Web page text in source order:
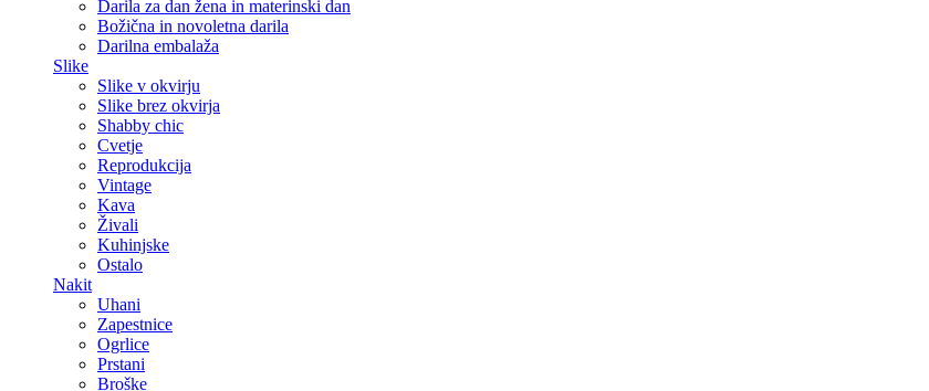
Darila za dan žena in materinski dan
Božična in novoletna darila
Darilna embalaža
Slike
Slike v okvirju
Slike brez okvirja
Shabby chic
Cvetje
Reprodukcija
Vintage
Kava
Živali
Kuhinjske
Ostalo
Nakit
Uhani
Zapestnice
Ogrlice
Prstani
Broške